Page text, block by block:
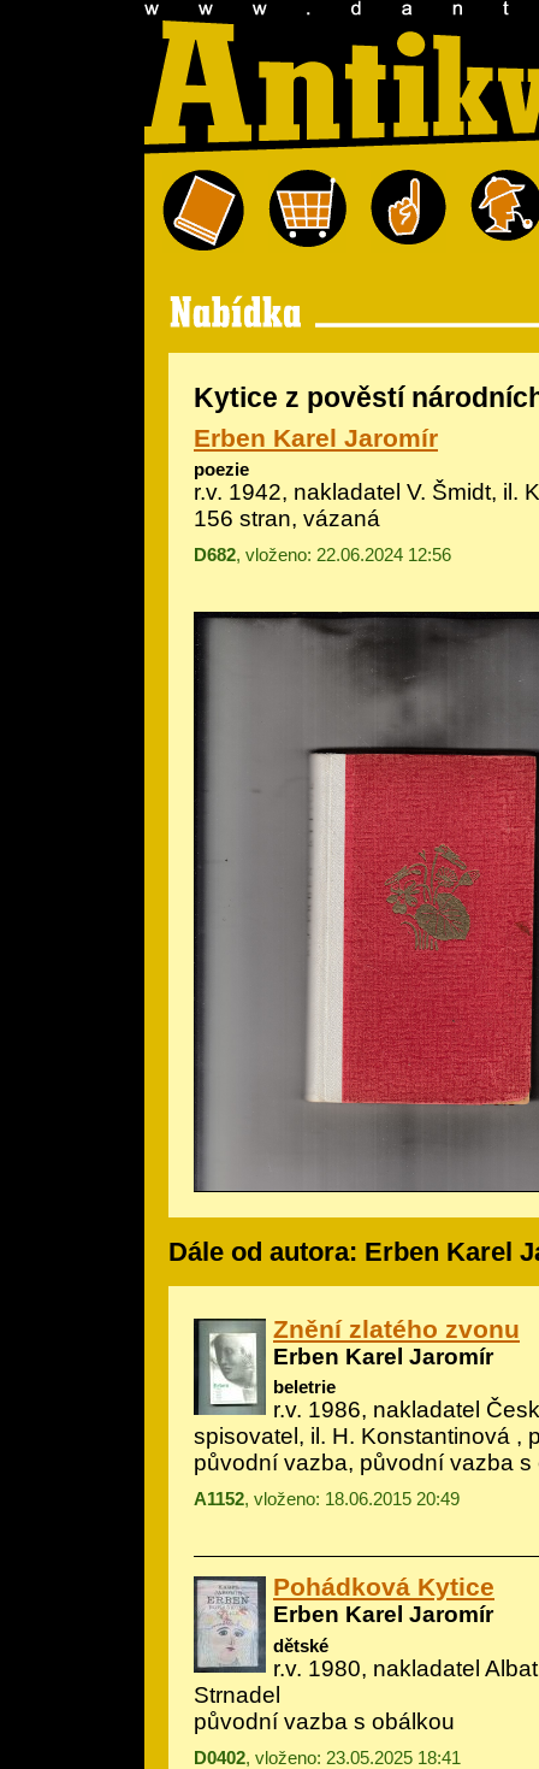
Kytice z pověstí
Erben Karel Jaromír
poezie
r.v. 1942, nakladatel V. Šmidt, il.
156 stran, vázaná
D682, vloženo: 22.06.2024 12:56
Dále od autora: Erben Karel
Znění zlatého zvonu
Erben Karel Jaromír
beletrie
r.v. 1986, nakladatel
spisovatel, il. H. Konstantinová ,
původní vazba, původní vazba s
A1152, vloženo: 18.06.2015 20:49
Pohádková Kytice
Erben Karel Jaromír
dětské
r.v. 1980, nakladatel
Strnadel
původní vazba s obálkou
D0402, vloženo: 23.05.2025 18:41